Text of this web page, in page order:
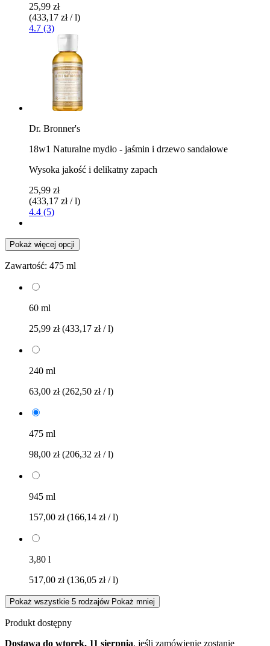
25,99 zł
(433,17 zł / l)
4.7 (3)
Dr. Bronner's
18w1 Naturalne mydło - jaśmin i drzewo sandałowe
Wysoka jakość i delikatny zapach
25,99 zł
(433,17 zł / l)
4.4 (5)
Pokaż więcej opcji
Zawartość: 475 ml
60 ml
25,99 zł(433,17 zł / l)
240 ml
63,00 zł(262,50 zł / l)
475 ml
98,00 zł(206,32 zł / l)
945 ml
157,00 zł(166,14 zł / l)
3,80 l
517,00 zł(136,05 zł / l)
Pokaż wszystkie 5 rodzajów Pokaż mniej
Produkt dostępny
Dostawa do wtorek, 11 sierpnia, jeśli zamówienie zostanie